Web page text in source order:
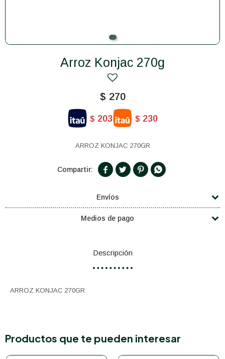
Arroz Konjac 270g
$ 270
$ 203 $ 230
ARROZ KONJAC 270GR
   
Envíos
Medios de pago
Descripción
ARROZ KONJAC 270GR
Productos que te pueden interesar